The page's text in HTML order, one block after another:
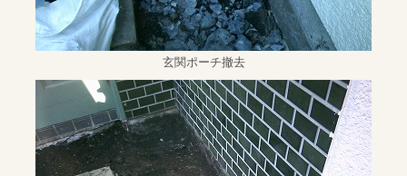
玄関ポーチ撤去